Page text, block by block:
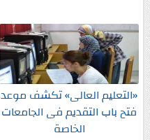
«التعليم العالى» تكشف موعد
فتح باب التقديم فى الجامعات
الخاصة